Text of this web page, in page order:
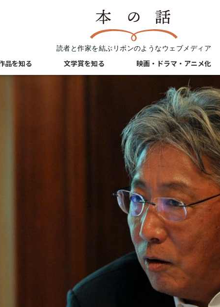
読者と作家を結ぶリボンのようなウェブメディア
品を知る 文学賞を知る 映画・ドラマ・アニメ化